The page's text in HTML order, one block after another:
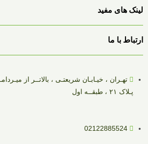
لینک های مفید
ارتباط با ما
تهـران ، خیـابـان شریعتـی ، بالاتــر از
پـلاک ۲۱ ، طبقــه اول
02122885524